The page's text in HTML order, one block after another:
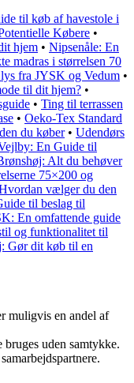
til køb af havestole i
Købere •
hjem • Nipsenåle: En
madras i størrelsen 70
fra JYSK og Vedum •
til dit hjem? •
• Ting til terrassen
• Oeko-Tex Standard
du køber• Udendørs
En Guide til
Alt du behøver
75×200 og
vælger du den
til beslag til
En omfattende guide
og funktionalitet til
Gør dit køb til en
muligvis en andel af
uden samtykke.